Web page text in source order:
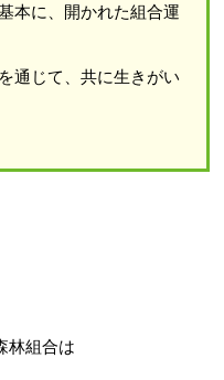
本に、開かれた組合運
通じて、共に生きがい
林組合は